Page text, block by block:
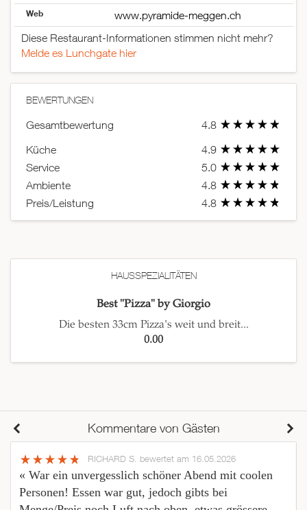
Web
www.pyramide-meggen.ch
Diese Restaurant-Informationen stimmen nicht mehr?
Melde es Lunchgate hier
BEWERTUNGEN
Gesamtbewertung
4.8
Küche
4.9
Service
5.0
Ambiente
4.8
Preis/Leistung
4.8
HAUSSPEZIALITÄTEN
Best "Pizza" by Giorgio
Die besten 33cm Pizza's weit und breit...
0.00
Kommentare von Gästen
RICHARD S. bewertet am 16.05.2026
« War ein unvergesslich schöner Abend mit coolen
Personen! Essen war gut, jedoch gibts bei